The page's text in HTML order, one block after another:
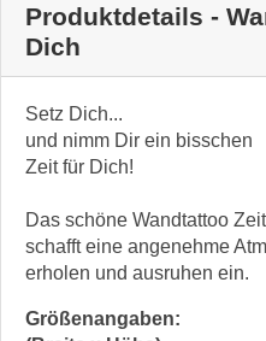
Produktdetails -
Dich
Setz Dich...
und nimm Dir ein bisschen
Zeit für Dich!
Das schöne Wandtattoo
schafft eine angenehme
erholen und ausruhen ein.
Größenangaben: